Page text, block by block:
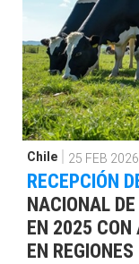
Chile 25 FEB 2026
RECEPCIÓN
NACIONAL
EN 2025 CON
EN REGIONES